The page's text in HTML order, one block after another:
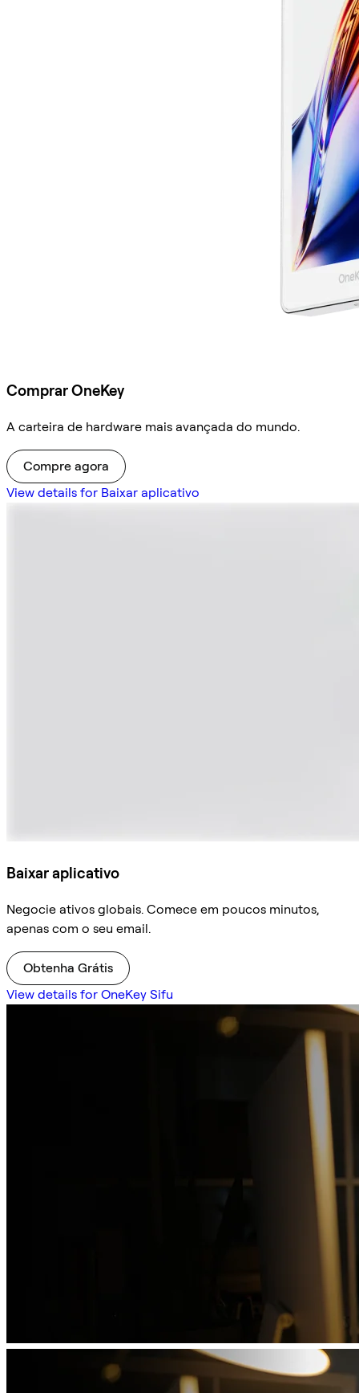
Comprar OneKey
A carteira de hardware mais avançada do mundo.
Compre agora
View details for Baixar aplicativo
Baixar aplicativo
Negocie ativos globais. Comece em poucos minutos,
apenas com o seu email.
Obtenha Grátis
View details for OneKey Sifu